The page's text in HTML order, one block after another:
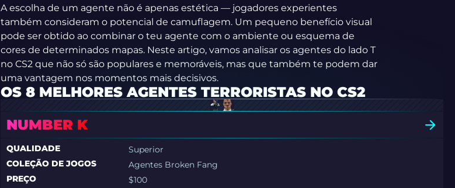
A escolha de um agente não é apenas estética — jogadores experientes
também consideram o potencial de camuflagem. Um pequeno benefício visual
pode ser obtido ao combinar o teu agente com o ambiente ou esquema de
cores de determinados mapas. Neste artigo, vamos analisar os agentes do lado T
no CS2 que não só são populares e memoráveis, mas que também te podem dar
uma vantagem nos momentos mais decisivos.
OS 8 MELHORES AGENTES TERRORISTAS NO CS2
NUMBER K
QUALIDADE
Superior
COLEÇÃO DE JOGOS
Agentes Broken Fang
PREÇO
$100